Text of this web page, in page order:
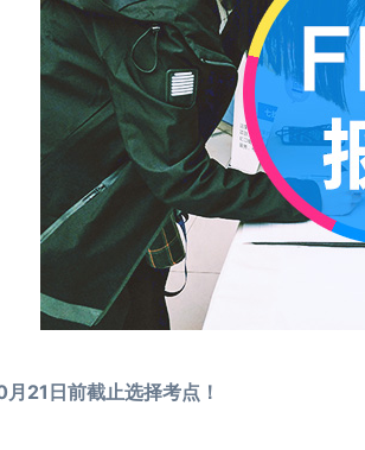
21日前截止选择考点！